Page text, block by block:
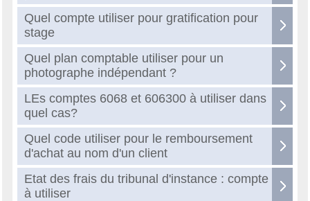
Quel compte utiliser pour gratification pour
stage
Quel plan comptable utiliser pour un
photographe indépendant ?
LEs comptes 6068 et 606300 à utiliser dans
quel cas?
Quel code utiliser pour le remboursement
d'achat au nom d'un client
Etat des frais du tribunal d'instance : compte
à utiliser